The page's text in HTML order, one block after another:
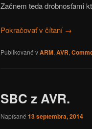
Začnem teda drobnosťami
Pokračovať v čítaní →
Publikované vARM, AVR,
SBC z AVR.
Napísané 13 septembra, 2014